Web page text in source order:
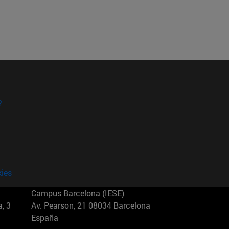
3
Campus Barcelona (IESE)
Av. Pearson, 21 08034 Barcelona
España